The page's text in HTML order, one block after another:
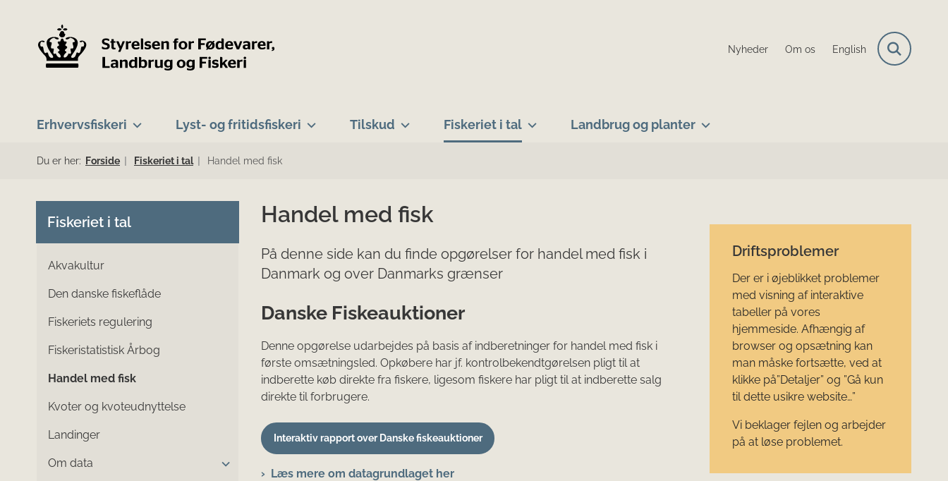
Nyheder Om os English
Erhvervsfiskeri Lyst- og fritidsfiskeri Tilskud Fiskeriet i tal Landbrug og planter
Du er her: Forside Fiskeriet i tal Handel med fisk
Fiskeriet i tal
Akvakultur
Den danske fiskeflåde
Fiskeriets regulering
Fiskeristatistisk Årbog
Handel med fisk
Kvoter og kvoteudnyttelse
Landinger
Om data
Handel med fisk
På denne side kan du finde opgørelser for handel med fisk i
Danmark og over Danmarks grænser
Danske Fiskeauktioner
Denne opgørelse udarbejdes på basis af indberetninger for handel med fisk i
første omsætningsled. Opkøbere har jf. kontrolbekendtgørelsen pligt til at
indberette køb direkte fra fiskere, ligesom fiskere har pligt til at indberette salg
direkte til forbrugere.
Interaktiv rapport over Danske fiskeauktioner
Læs mere om datagrundlaget her
Driftsproblemer
Der er i øjeblikket problemer
med visning af interaktive
tabeller på vores
hjemmeside. Afhængig af
browser og opsætning kan
man måske fortsætte, ved at
klikke på”Detaljer” og ”Gå kun
til dette usikre website…”
Vi beklager fejlen og arbejder
på at løse problemet.